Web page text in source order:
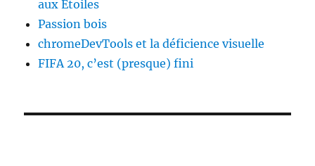
aux Étoiles
Passion bois
chromeDevTools et la déficience visuelle
FIFA 20, c’est (presque) fini